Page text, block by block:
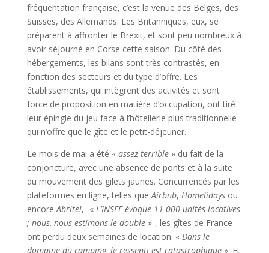
fréquentation française, c’est la venue des Belges, des
Suisses, des Allemands. Les Britanniques, eux, se
préparent à affronter le Brexit, et sont peu nombreux à
avoir séjourné en Corse cette saison. Du côté des
hébergements, les bilans sont très contrastés, en
fonction des secteurs et du type d’offre. Les
établissements, qui intègrent des activités et sont
force de proposition en matière d’occupation, ont tiré
leur épingle du jeu face à l’hôtellerie plus traditionnelle
qui n’offre que le gîte et le petit-déjeuner.
Le mois de mai a été « assez terrible» du fait de la
conjoncture, avec une absence de ponts et à la suite
du mouvement des gilets jaunes. Concurrencés par les
plateformes en ligne, telles que Airbnb, Homelidaysou
encore Abritel, -« L ’INSEE évoque 11 000 unités locatives
; nous, nous estimons le double»-, les gîtes de France
ont perdu deux semaines de location. « Dans le
domaine du camping, le ressenti est catastrophique». Et